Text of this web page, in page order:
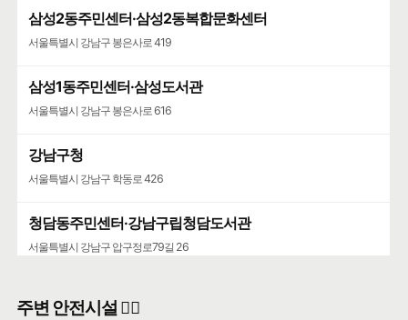
삼성2동주민센터·삼성2동복합문화센터
서울특별시 강남구 봉은사로 419
삼성1동주민센터·삼성도서관
서울특별시 강남구 봉은사로 616
강남구청
서울특별시 강남구 학동로 426
청담동주민센터·강남구립청담도서관
서울특별시 강남구 압구정로79길 26
주변 안전시설 👮‍♀️